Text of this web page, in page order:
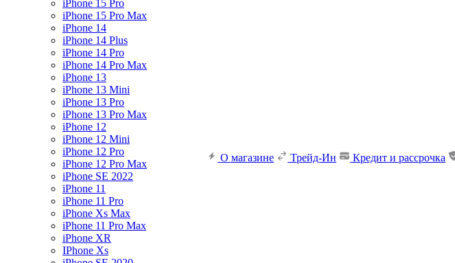
iPhone 15 Pro
iPhone 15 Pro Max
iPhone 14
iPhone 14 Plus
iPhone 14 Pro
iPhone 14 Pro Max
iPhone 13
iPhone 13 Mini
iPhone 13 Pro
iPhone 13 Pro Max
iPhone 12
iPhone 12 Mini
iPhone 12 Pro
iPhone 12 Pro Max
iPhone SE 2022
iPhone 11
iPhone 11 Pro
iPhone Xs Max
iPhone 11 Pro Max
iPhone XR
IPhone Xs
О магазине Трейд-Ин Кредит и рассрочка